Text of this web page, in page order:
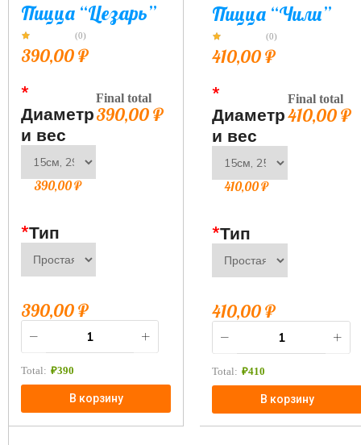
Пицца “Цезарь”
(0)
390,00₽
*
Диаметр
и вес
390,00₽
*Тип
Final total
390,00₽
390,00₽
Total: ₽390
В корзину
Пицца “Чили”
(0)
410,00₽
*
Диаметр
и вес
410,00₽
*Тип
Final total
410,00₽
410,00₽
Total: ₽410
В корзину